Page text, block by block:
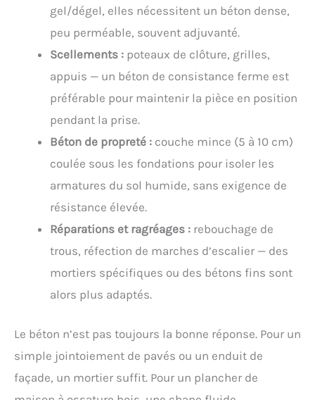
gel/dégel, elles nécessitent un béton dense,
peu perméable, souvent adjuvanté.
Scellements : poteaux de clôture, grilles,
appuis — un béton de consistance ferme est
préférable pour maintenir la pièce en position
pendant la prise.
Béton de propreté : couche mince (5 à 10 cm)
coulée sous les fondations pour isoler les
armatures du sol humide, sans exigence de
résistance élevée.
Réparations et ragréages : rebouchage de
trous, réfection de marches d’escalier — des
mortiers spécifiques ou des bétons fins sont
alors plus adaptés.
Le béton n’est pas toujours la bonne réponse. Pour un
simple jointoiement de pavés ou un enduit de
façade, un mortier suffit. Pour un plancher de